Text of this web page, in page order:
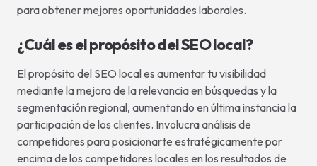
para obtener mejores oportunidades laborales.
¿Cuál es el propósito del SEO local?
El propósito del SEO local es aumentar tu visibilidad
mediante la mejora de la relevancia en búsquedas y la
segmentación regional, aumentando en última instancia la
participación de los clientes. Involucra análisis de
competidores para posicionarte estratégicamente por
encima de los competidores locales en los resultados de